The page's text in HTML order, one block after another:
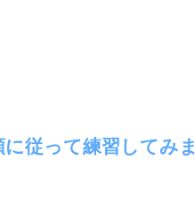
従って練習してみま